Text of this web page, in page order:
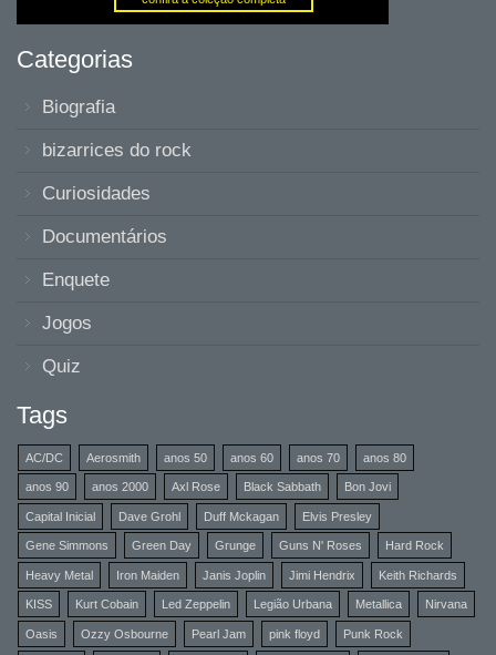
Categorias
Biografia
bizarrices do rock
Curiosidades
Documentários
Enquete
Jogos
Quiz
Tags
AC/DC Aerosmith anos 50 anos 60 anos 70 anos 80
anos 90 anos 2000 Axl Rose Black Sabbath Bon Jovi
Capital Inicial Dave Grohl Duff Mckagan Elvis Presley
Gene Simmons Green Day Grunge Guns N' Roses Hard Rock
Heavy Metal Iron Maiden Janis Joplin Jimi Hendrix Keith Richards
KISS Kurt Cobain Led Zeppelin Legião Urbana Metallica Nirvana
Oasis Ozzy Osbourne Pearl Jam pink floyd Punk Rock